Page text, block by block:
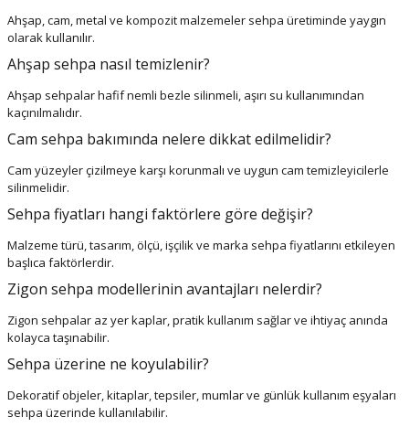
Ahşap, cam, metal ve kompozit malzemeler sehpa üretiminde yaygın
olarak kullanılır.
Ahşap sehpa nasıl temizlenir?
Ahşap sehpalar hafif nemli bezle silinmeli, aşırı su kullanımından
kaçınılmalıdır.
Cam sehpa bakımında nelere dikkat edilmelidir?
Cam yüzeyler çizilmeye karşı korunmalı ve uygun cam temizleyicilerle
silinmelidir.
Sehpa fiyatları hangi faktörlere göre değişir?
Malzeme türü, tasarım, ölçü, işçilik ve marka sehpa fiyatlarını etkileyen
başlıca faktörlerdir.
Zigon sehpa modellerinin avantajları nelerdir?
Zigon sehpalar az yer kaplar, pratik kullanım sağlar ve ihtiyaç anında
kolayca taşınabilir.
Sehpa üzerine ne koyulabilir?
Dekoratif objeler, kitaplar, tepsiler, mumlar ve günlük kullanım eşyaları
sehpa üzerinde kullanılabilir.